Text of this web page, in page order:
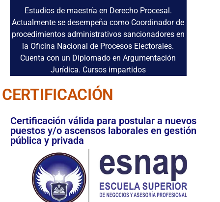
Estudios de maestría en Derecho Procesal.
Actualmente se desempeña como Coordinador de
procedimientos administrativos sancionadores en
la Oficina Nacional de Procesos Electorales.
Cuenta con un Diplomado en Argumentación
Jurídica. Cursos impartidos
CERTIFICACIÓN
Certificación válida para postular a nuevos
puestos y/o ascensos laborales en gestión
pública y privada